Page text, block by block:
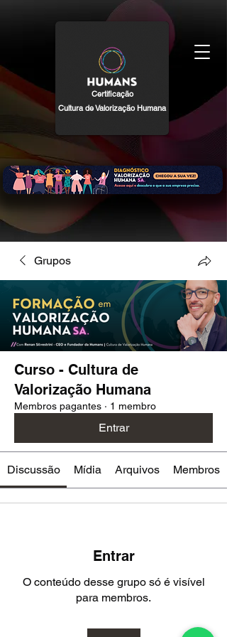
Certificação
Cultura de Valorização Humana
Grupos
Curso - Cultura de
Valorização Humana
Membros pagantes · 1 membro
Entrar
Discussão Mídia Arquivos Membros
Entrar
O conteúdo desse grupo só é visível
para membros.